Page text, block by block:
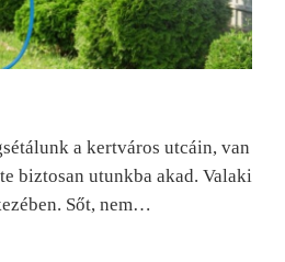
a kertváros utcáin, van
biztosan utunkba akad. Valaki
Sőt, nem…